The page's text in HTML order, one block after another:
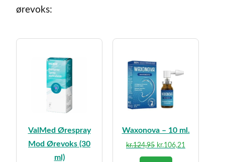
ørevoks:
ValMed Ørespray
Mod Ørevoks (30
ml)
Waxonova – 10 ml.
kr.124,95 Den
oprindelige
kr.106,21